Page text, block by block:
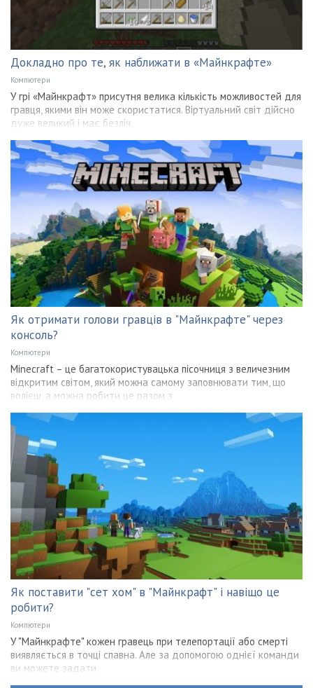
Докладно про те, як наближати в «Майнкрафте»
Компютери
У грі «Майнкрафт» присутня велика кількість можливостей для
гравця, якими він може скористатися. Віртуальний світ дійсно
дуже великий і має безліч
Як отримати голови гравців в "Майнкрафте" через
консоль?
Компютери
Minecraft – це багатокористувацька пісочниця з величезним
відкритим світом, який можна самому заповнювати тим, що
волієш, а можна робити це разом з
Як поставити "сет хом" в "Майнкрафт" і навіщо це
робити?
Компютери
У "Майнкрафте" кожен гравець при телепортації або смерті
виявляється в точці спавна. Але за допомогою однієї команди
ви можете задати